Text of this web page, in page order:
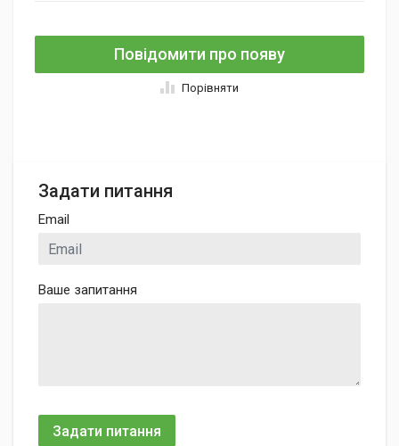
Повідомити про появу
Порівняти
Задати питання
Email
Ваше запитання
Задати питання